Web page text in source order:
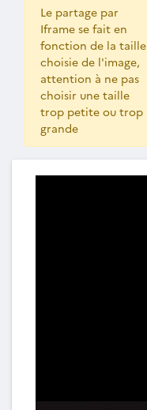
Le partage par
Iframe se fait en
fonction de la taille
choisie de l'image,
attention à ne pas
choisir une taille
trop petite ou trop
grande